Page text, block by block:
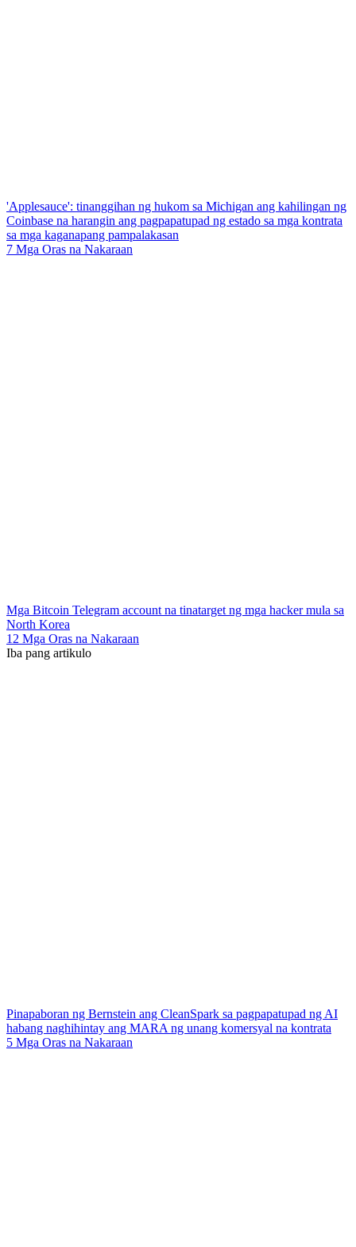
'Applesauce': tinanggihan ng hukom sa Michigan ang kahilingan ng
Coinbase na harangin ang pagpapatupad ng estado sa mga kontrata
sa mga kaganapang pampalakasan
7 Mga Oras na Nakaraan
Mga Bitcoin Telegram account na tinatarget ng mga hacker mula sa
North Korea
12 Mga Oras na Nakaraan
Iba pang artikulo
Pinapaboran ng Bernstein ang CleanSpark sa pagpapatupad ng AI
habang naghihintay ang MARA ng unang komersyal na kontrata
5 Mga Oras na Nakaraan